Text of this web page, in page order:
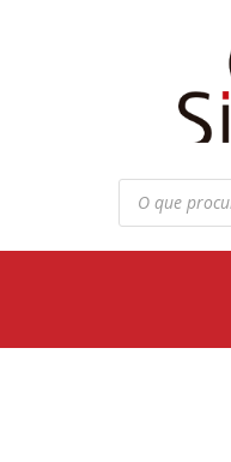
Pesquisar
produtos